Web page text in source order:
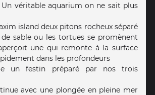
Un véritable aquarium on ne sait plus
island deux pitons rocheux séparé
sable ou les tortues se promènent
une qui remonte à la surface
dans les profondeurs
un festin préparé par nos trois
avec une plongée en pleine mer